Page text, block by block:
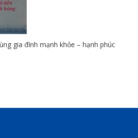
gia đình mạnh khỏe – hạnh phúc